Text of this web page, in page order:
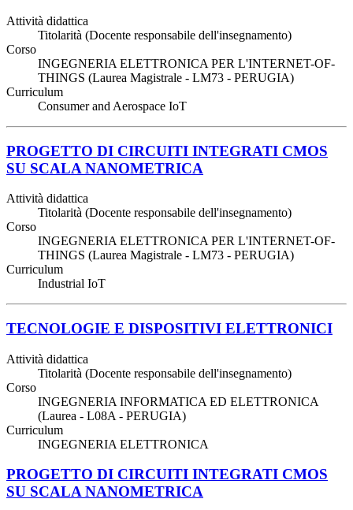
Attività didattica
Titolarità (Docente responsabile dell'insegnamento)
Corso
INGEGNERIA ELETTRONICA PER L'INTERNET-OF-
THINGS (Laurea Magistrale - LM73 - PERUGIA)
Curriculum
Consumer and Aerospace IoT
PROGETTO DI CIRCUITI INTEGRATI CMOS
SU SCALA NANOMETRICA
Attività didattica
Titolarità (Docente responsabile dell'insegnamento)
Corso
INGEGNERIA ELETTRONICA PER L'INTERNET-OF-
THINGS (Laurea Magistrale - LM73 - PERUGIA)
Curriculum
Industrial IoT
TECNOLOGIE E DISPOSITIVI ELETTRONICI
Attività didattica
Titolarità (Docente responsabile dell'insegnamento)
Corso
INGEGNERIA INFORMATICA ED ELETTRONICA
(Laurea - L08A - PERUGIA)
Curriculum
INGEGNERIA ELETTRONICA
PROGETTO DI CIRCUITI INTEGRATI CMOS
SU SCALA NANOMETRICA